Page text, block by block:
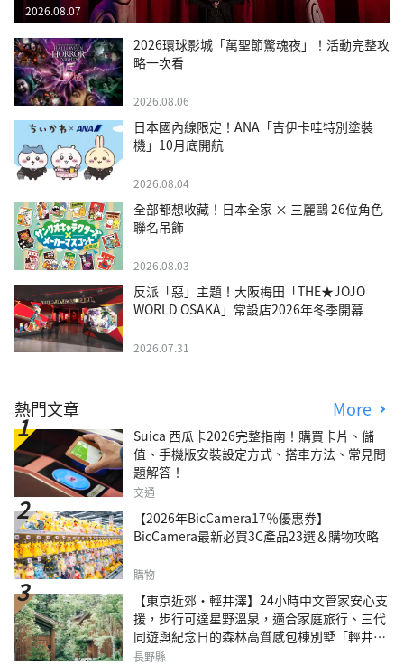
2026.08.07
2026環球影城「萬聖節驚魂夜」！活動完整攻
略一次看
2026.08.06
日本國內線限定！ANA「吉伊卡哇特別塗裝
機」10月底開航
2026.08.04
全部都想收藏！日本全家 × 三麗鷗 26位角色
聯名吊飾
2026.08.03
反派「惡」主題！大阪梅田「THE★JOJO
WORLD OSAKA」常設店2026年冬季開幕
2026.07.31
熱門文章 More
Suica 西瓜卡2026完整指南！購買卡片、儲
值、手機版安裝設定方式、搭車方法、常見問
題解答！
交通
【2026年BicCamera17％優惠券】
BicCamera最新必買3C產品23選＆購物攻略
購物
【東京近郊・輕井澤】24小時中文管家安心支
援，步行可達星野溫泉，適合家庭旅行、三代
同遊與紀念日的森林高質感包棟別墅「輕井澤
森四季VILLA」
長野縣